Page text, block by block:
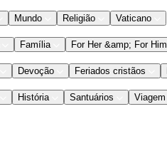
Mundo Religião Vaticano
Família For Her &amp; For Him
Devoção Feriados cristãos
História Santuários Viagem